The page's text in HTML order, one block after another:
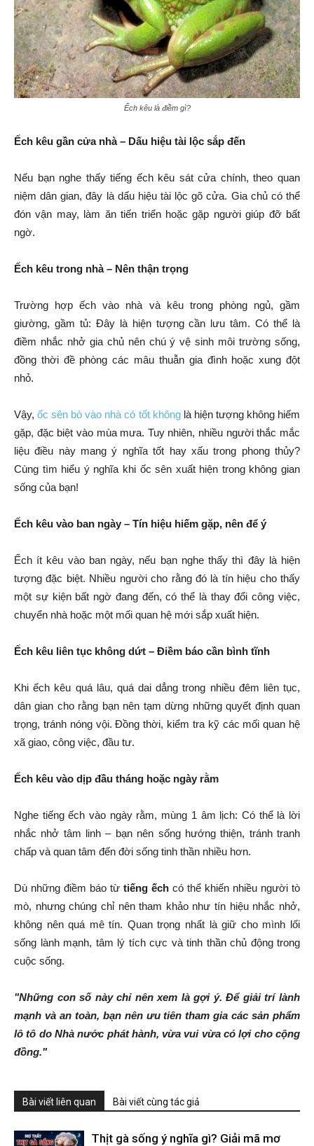
Ếch kêu là điềm gì?
Ếch kêu gần cửa nhà – Dấu hiệu tài lộc sắp đến
Nếu bạn nghe thấy tiếng ếch kêu sát cửa chính, theo quan
niệm dân gian, đây là dấu hiệu tài lộc gõ cửa. Gia chủ có thể
đón vận may, làm ăn tiến triển hoặc gặp người giúp đỡ bất
ngờ.
Ếch kêu trong nhà – Nên thận trọng
Trường hợp ếch vào nhà và kêu trong phòng ngủ, gầm
giường, gầm tủ: Đây là hiện tượng cần lưu tâm. Có thể là
điềm nhắc nhở gia chủ nên chú ý vệ sinh môi trường sống,
đồng thời đề phòng các mâu thuẫn gia đình hoặc xung đột
nhỏ.
Vậy,ốc sên bò vào nhà có tốt khônglà hiện tượng không hiếm
gặp, đặc biệt vào mùa mưa. Tuy nhiên, nhiều người thắc mắc
liệu điều này mang ý nghĩa tốt hay xấu trong phong thủy?
Cùng tìm hiểu ý nghĩa khi ốc sên xuất hiện trong không gian
sống của bạn!
Ếch kêu vào ban ngày – Tín hiệu hiếm gặp, nên để ý
Ếch ít kêu vào ban ngày, nếu bạn nghe thấy thì đây là hiện
tượng đặc biệt. Nhiều người cho rằng đó là tín hiệu cho thấy
một sự kiện bất ngờ đang đến, có thể là thay đổi công việc,
chuyển nhà hoặc một mối quan hệ mới sắp xuất hiện.
Ếch kêu liên tục không dứt – Điềm báo cần bình tĩnh
Khi ếch kêu quá lâu, quá dai dẳng trong nhiều đêm liên tục,
dân gian cho rằng bạn nên tạm dừng những quyết định quan
trọng, tránh nóng vội. Đồng thời, kiểm tra kỹ các mối quan hệ
xã giao, công việc, đầu tư.
Ếch kêu vào dịp đầu tháng hoặc ngày rằm
Nghe tiếng ếch vào ngày rằm, mùng 1 âm lịch: Có thể là lời
nhắc nhở tâm linh – bạn nên sống hướng thiện, tránh tranh
chấp và quan tâm đến đời sống tinh thần nhiều hơn.
Dù những điềm báo từ tiếng ếch có thể khiến nhiều người tò
mò, nhưng chúng chỉ nên tham khảo như tín hiệu nhắc nhở,
không nên quá mê tín. Quan trọng nhất là giữ cho mình lối
sống lành mạnh, tâm lý tích cực và tinh thần chủ động trong
cuộc sống.
"Những con số này chỉ nên xem là gợi ý. Để giải trí lành
mạnh và an toàn, bạn nên ưu tiên tham gia các sản phẩm
lô tô do Nhà nước phát hành, vừa vui vừa có lợi cho cộng
đồng."
Bài viết liên quan Bài viết cùng tác giả
Thịt gà sống ý nghĩa gì? Giải mã mơ